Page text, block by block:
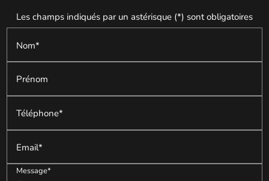
Les champs indiqués par un astérisque (*) sont obligatoires
Nom*
Prénom
Téléphone*
Email*
Message*